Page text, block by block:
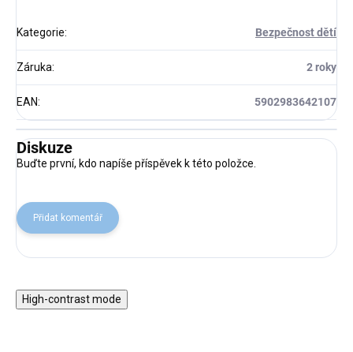
Kategorie: Bezpečnost dětí
Záruka: 2 roky
EAN: 5902983642107
Diskuze
Buďte první, kdo napíše příspěvek k této položce.
Přidat komentář
High-contrast mode